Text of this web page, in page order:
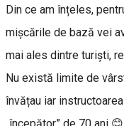
Din ce am înțeles,
mișcările de bază vei
mai ales dintre turiști,
Nu există limite de
învățau iar